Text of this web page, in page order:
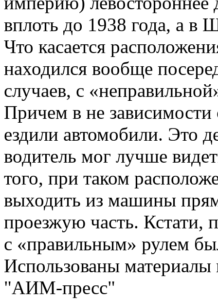
вплоть до 1938 года, а в
Что касается
находился вообще
случаев, с
Причем в не зависимости
ездили автомобили. Это
водитель мог лучше
того, при таком
выходить из машины
проезжую часть. Кстати,
с «правильным» рулем
Использованы
"АИМ-пресс"